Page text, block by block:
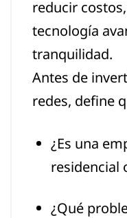
reducir
tecnología
tranquilidad.
Antes de
redes, define
¿Es una
residencial
¿Qué